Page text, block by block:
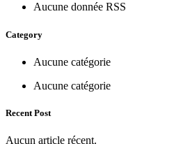
Aucune donnée RSS
Category
Aucune catégorie
Aucune catégorie
Recent Post
Aucun article récent.